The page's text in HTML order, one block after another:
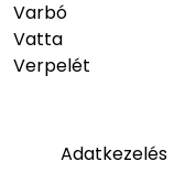
Varbó
Vatta
Verpelét
Adatkezelés